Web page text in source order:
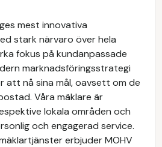
mest innovativa
stark närvaro över hela
fokus på kundanpassade
marknadsföringsstrategi
att nå sina mål, oavsett om de
Våra mäklare är
lokala områden och
och engagerad service.
erbjuder MOHV